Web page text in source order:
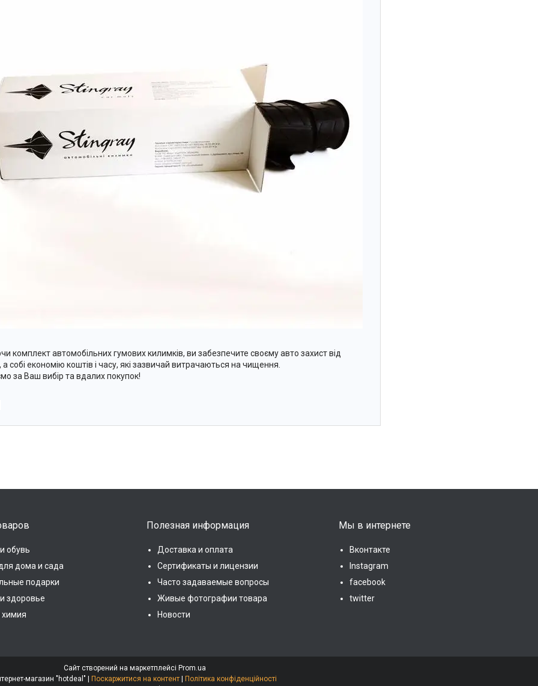
комплект автомобільних гумових килимків, ви забезпечите своєму авто захист від
а собі економію коштів і часу, які зазвичай витрачаються на чищення.
за Ваш вибір та вдалих покупок!
обувь
дома и сада
подарки
здоровье
Полезная информация
Доставка и оплата
Сертификаты и лицензии
Часто задаваемые вопросы
Живые фотографии товара
Новости
Мы в интернете
Вконтакте
Instagram
facebook
twitter
Сайт створений на маркетплейсі Prom.ua
Интернет-магазин "hotdeal" | Поскаржитися на контент | Політика конфіденційності